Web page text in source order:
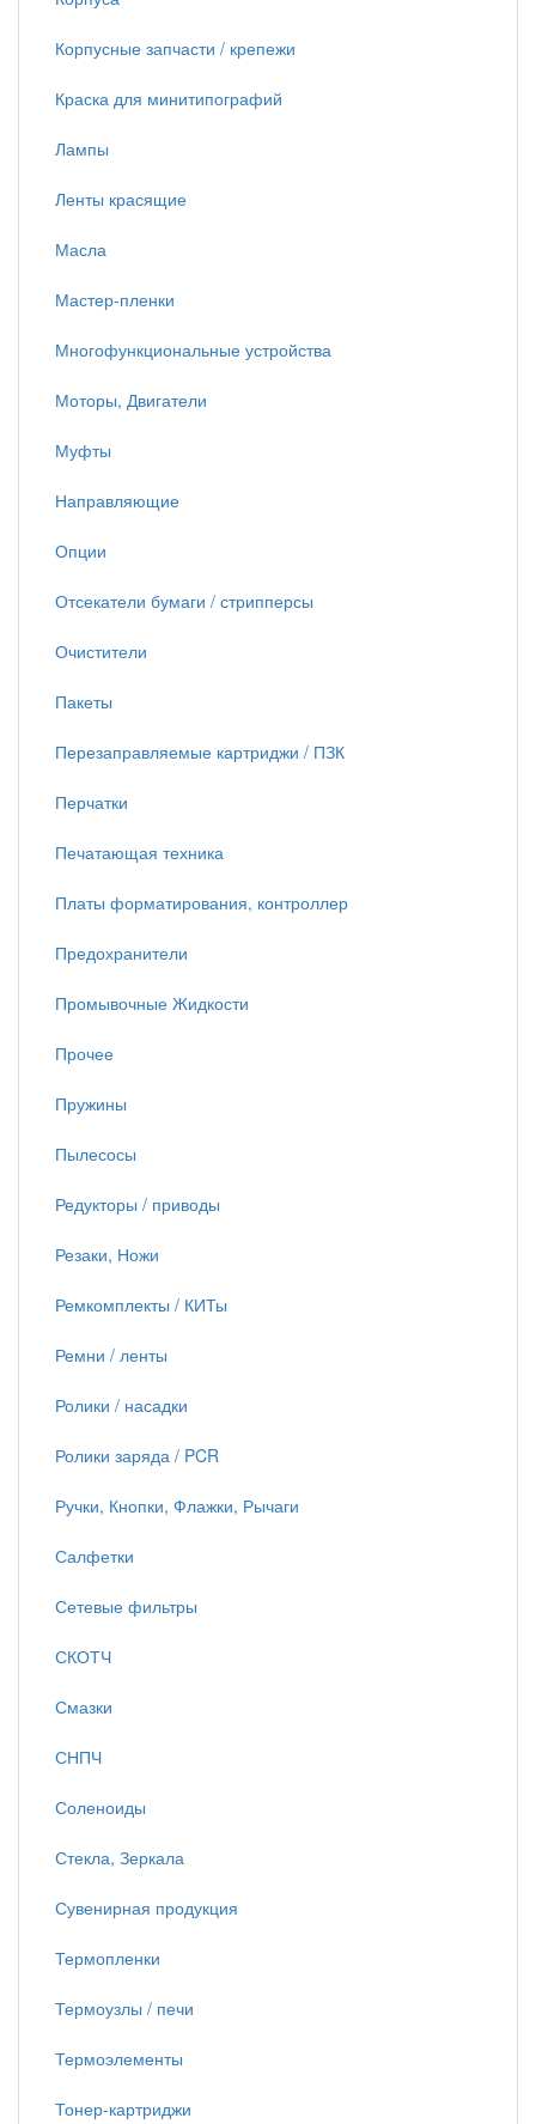
Корпусные запчасти / крепежи
Краска для минитипографий
Лампы
Ленты красящие
Масла
Мастер-пленки
Многофункциональные устройства
Моторы, Двигатели
Муфты
Направляющие
Опции
Отсекатели бумаги / стрипперсы
Очистители
Пакеты
Перезаправляемые картриджи / ПЗК
Перчатки
Печатающая техника
Платы форматирования, контроллер
Предохранители
Промывочные Жидкости
Прочее
Пружины
Пылесосы
Редукторы / приводы
Резаки, Ножи
Ремкомплекты / КИТы
Ремни / ленты
Ролики / насадки
Ролики заряда / PCR
Ручки, Кнопки, Флажки, Рычаги
Салфетки
Сетевые фильтры
СКОТЧ
Смазки
СНПЧ
Соленоиды
Стекла, Зеркала
Сувенирная продукция
Термопленки
Термоузлы / печи
Термоэлементы
Тонер-картриджи